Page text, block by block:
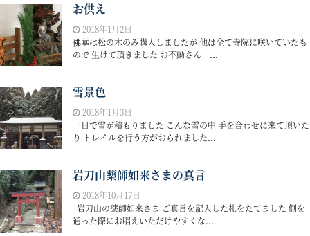
お供え
2018年1月2日
佛華は松の木のみ購入しましたが 他は全て寺院に咲いていたも
ので 生けて頂きました お不動さん ...
雪景色
2018年1月3日
一日で雪が積もりました こんな雪の中 手を合わせに来て頂いた
り トレイルを行う方がおられました...
岩刀山薬師如来さまの真言
2018年10月17日
岩刀山の薬師如来さま ご真言を記入した札をたてました 側を
通った際にお唱えいただけやすくな...